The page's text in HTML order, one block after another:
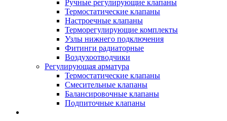
Ручные регулирующие клапаны
Термостатические клапаны
Настроечные клапаны
Терморегулирующие комплекты
Узлы нижнего подключения
Фитинги радиаторные
Воздухоотводчики
Регулирующая арматура
Термостатические клапаны
Смесительные клапаны
Балансировочные клапаны
Подпиточные клапаны